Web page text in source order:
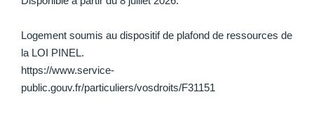
Logement soumis au dispositif de plafond de ressources de
la LOI PINEL.
https://www.service-
public.gouv.fr/particuliers/vosdroits/F31151